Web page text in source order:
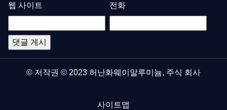
웹 사이트 전화
© 저작권 © 2023 허난화웨이알루미늄, 주식 회사
사이트맵